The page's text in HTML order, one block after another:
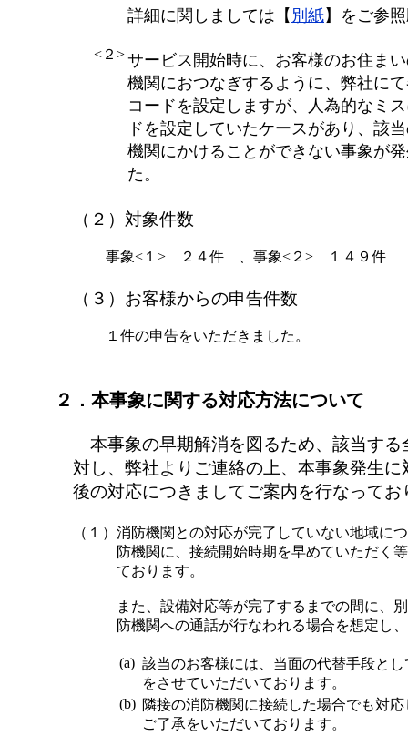
詳細に関しましては【 別紙】をご参
<２>サービス開始時に、お客様のお住ま
機関におつなぎするように、弊社に
コードを設定しますが、人為的なミ
ドを設定していたケースがあり、該
機関にかけることができない事象が
た。
（２）対象件数
事象<１> ２４件 、事象<２> １４
（３）お客様からの申告件数
１件の申告をいただきました。
２．本事象に関する対応方法について
本事象の早期解消を図るため、該当する
対し、弊社よりご連絡の上、本事象発生
後の対応につきましてご案内を行なってお
（１） 消防機関との対応が完了していない地域に
防機関に、接続開始時期を早めていただく
ております。
また、設備対応等が完了するまでの間に、
防機関への通話が行なわれる場合を想定し、
(a) 該当のお客様には、当面の代替手段と
をさせていただいております。
(b) 隣接の消防機関に接続した場合でも対
ご了承をいただいております。